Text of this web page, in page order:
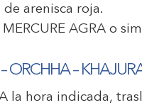
arenisca roja.
AGRA o
ORCHHA –
la hora indicada,